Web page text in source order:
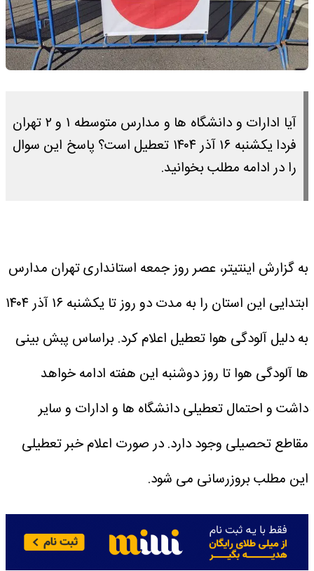
آیا ادارات و دانشگاه ها و مدارس متوسطه ۱ و ۲ تهران
فردا یکشنبه ۱۶ آذر ۱۴۰۴ تعطیل است؟ پاسخ این سوال
را در ادامه مطلب بخوانید.
به گزارش اینتیتر، عصر روز جمعه استانداری تهران مدارس
ابتدایی این استان را به مدت دو روز تا یکشنبه ۱۶ آذر ۱۴۰۴
به دلیل آلودگی هوا تعطیل اعلام کرد. براساس پبش بینی
ها آلودگی هوا تا روز دوشنبه این هفته ادامه خواهد
داشت و احتمال تعطیلی دانشگاه ها و ادارات و سایر
مقاطع تحصیلی وجود دارد.در صورت اعلام خبر تعطیلی
این مطلب بروزرسانی می شود.